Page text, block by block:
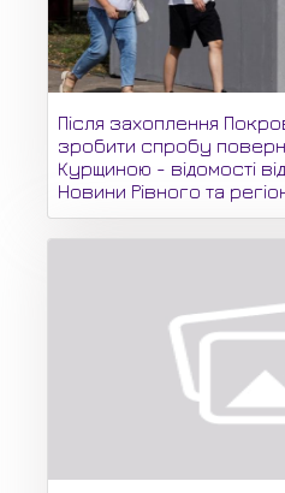
Після захоплення
зробити спробу
Курщиною - відомості
Новини Рівного та